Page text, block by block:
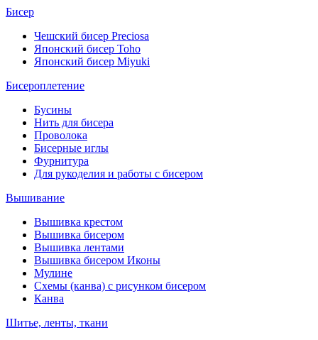
Бисер
Чешский бисер Preciosa
Японский бисер Toho
Японский бисер Miyuki
Бисероплетение
Бусины
Нить для бисера
Проволока
Бисерные иглы
Фурнитура
Для рукоделия и работы с бисером
Вышивание
Вышивка крестом
Вышивка бисером
Вышивка лентами
Вышивка бисером Иконы
Мулине
Схемы (канва) с рисунком бисером
Канва
Шитье, ленты, ткани